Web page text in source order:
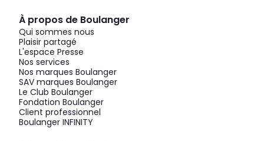
À propos de Boulanger
Qui sommes nous
Plaisir partagé
L'espace Presse
Nos services
Nos marques Boulanger
SAV marques Boulanger
Le Club Boulanger
Fondation Boulanger
Client professionnel
Boulanger INFINITY